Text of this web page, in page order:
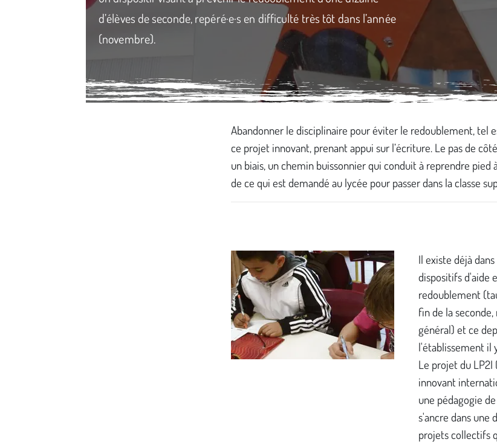
d’élèves de seconde, repéré·e·s en difficulté très tôt dans l’année
(novembre).
Abandonner le disciplinaire pour éviter le redoublement, tel
ce projet innovant, prenant appui sur l’écriture. Le pas de
un biais, un chemin buissonnier qui conduit à reprendre
de ce qui est demandé au lycée pour passer dans la classe
Il existe déjà
dispositifs d'aide
redoublement
fin de la
général) et ce
l'établissement il
Le projet du
innovant
une pédagogie
s'ancre dans une
projets collectifs